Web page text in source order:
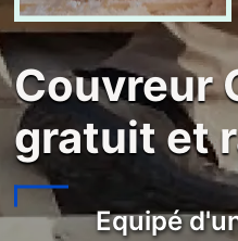
Couvreur
gratuit et
Equipé